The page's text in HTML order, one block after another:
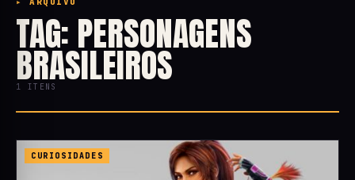
TAG: PERSONAGENS
BRASILEIROS
1 ITENS
CURIOSIDADES